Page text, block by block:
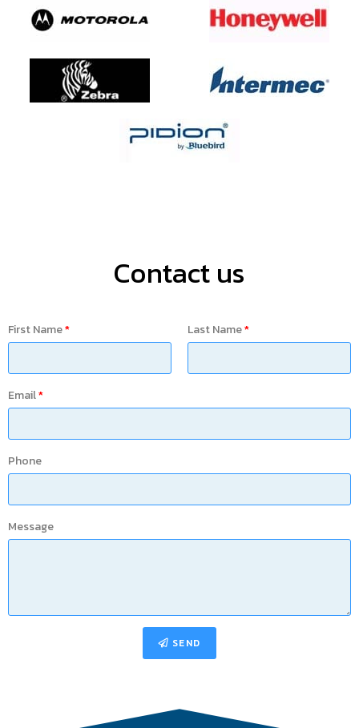
Contact us
First Name Last Name
Email
Phone
Message
SEND